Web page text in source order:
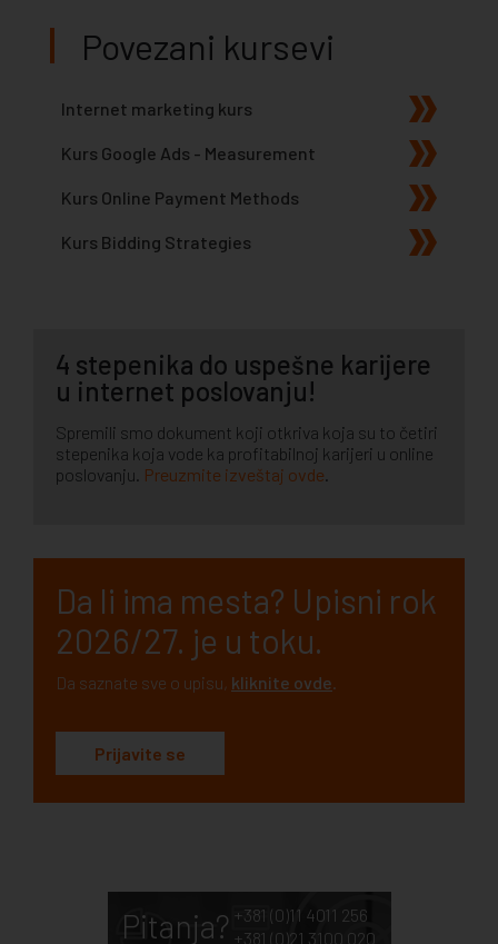
Pitanja? +381 (0)11 4011 256
+381 (0)21 3100 020
Povezani kursevi
Internet marketing kurs
Kurs Google Ads - Measurement
Kurs Online Payment Methods
Kurs Bidding Strategies
4 stepenika do uspešne karijere
u internet poslovanju!
Spremili smo dokument koji otkriva koja su to četiri
stepenika koja vode ka profitabilnoj karijeri u online
poslovanju. Preuzmite izveštaj ovde
Da li ima mesta? Upisni rok
2026/27. je u toku.
Da saznate sve o upisu, kliknite ovde
Prijavite se